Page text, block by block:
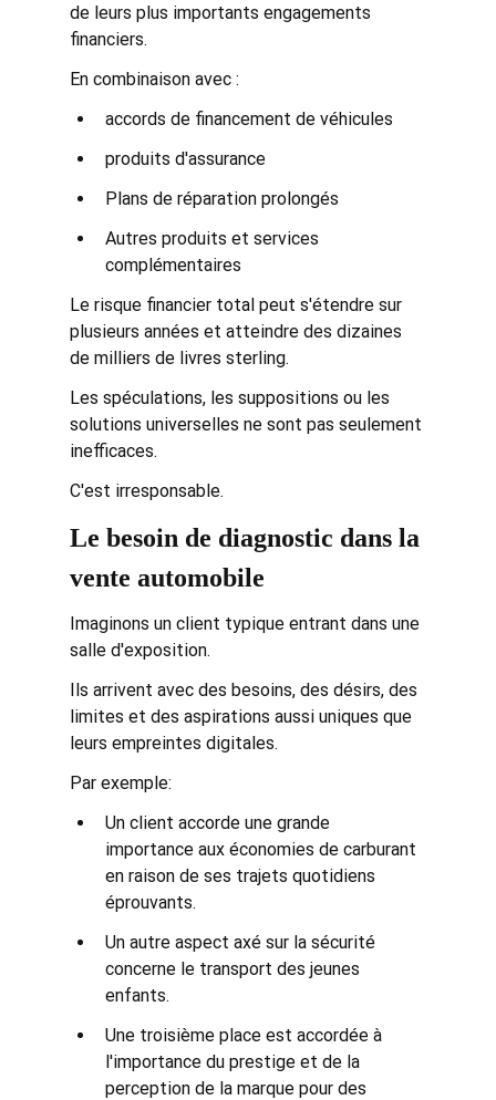
de leurs plus importants engagements
financiers.
En combinaison avec :
accords de financement de véhicules
produits d'assurance
Plans de réparation prolongés
Autres produits et services
complémentaires
Le risque financier total peut s'étendre sur
plusieurs années et atteindre des dizaines
de milliers de livres sterling.
Les spéculations, les suppositions ou les
solutions universelles ne sont pas seulement
inefficaces.
C'est irresponsable.
Le besoin de diagnostic dans la
vente automobile
Imaginons un client typique entrant dans une
salle d'exposition.
Ils arrivent avec des besoins, des désirs, des
limites et des aspirations aussi uniques que
leurs empreintes digitales.
Par exemple:
Un client accorde une grande
importance aux économies de carburant
en raison de ses trajets quotidiens
éprouvants.
Un autre aspect axé sur la sécurité
concerne le transport des jeunes
enfants.
Une troisième place est accordée à
l'importance du prestige et de la
perception de la marque pour des